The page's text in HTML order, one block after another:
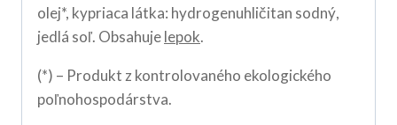
olej*, kypriaca látka: hydrogenuhličitan sodný,
jedlá soľ. Obsahujelepok.
(*) – Produkt z kontrolovaného ekologického
poľnohospodárstva.